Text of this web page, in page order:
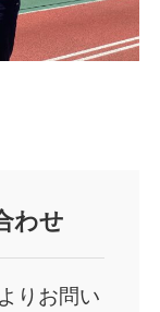
わせ
りお問い